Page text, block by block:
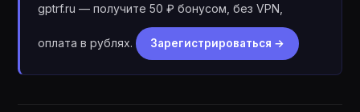
gptrf.ru — получите 50 ₽ бонусом, без VPN,
оплата в рублях. Зарегистрироваться →